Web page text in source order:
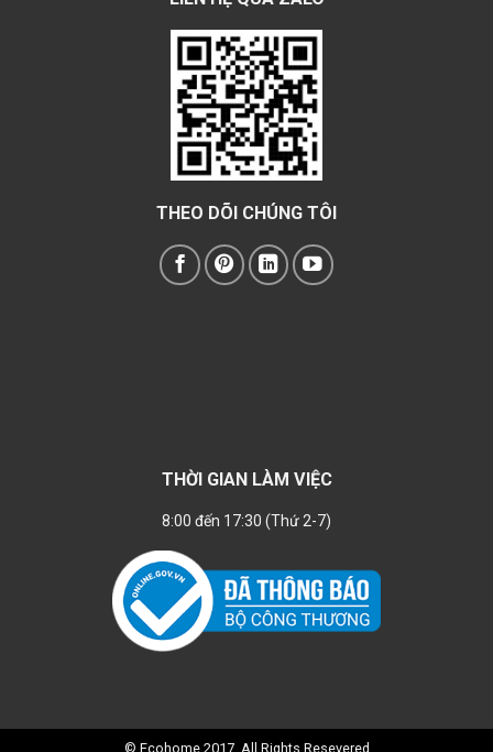
THEO DÕI CHÚNG TÔI
THỜI GIAN LÀM VIỆC
8:00 đến 17:30 (Thứ 2-7)
© Ecohome 2017. All Rights Resevered